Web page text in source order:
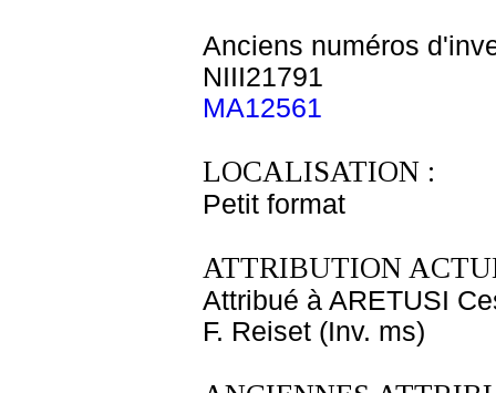
Anciens numéros
NIII21791
MA12561
LOCALISATION :
Petit format
ATTRIBUTION
Attribué à ARETUSI
F. Reiset (Inv. ms)